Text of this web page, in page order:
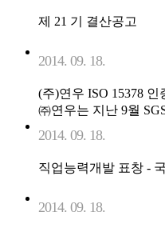
제 21 기 결산공고
2014. 09. 18.
(주)연우 ISO 15378 인
㈜연우는 지난 9월
2014. 09. 18.
직업능력개발 표창 -
2014. 09. 18.